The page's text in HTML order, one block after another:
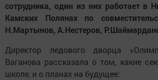
сотрудника, один из них работает в
Камских Полянах по
Н.Мартынов, А.Нестеров,
Директор ледового дворца
Ваганова рассказала о том, какие
школе, и о планах на будущее: